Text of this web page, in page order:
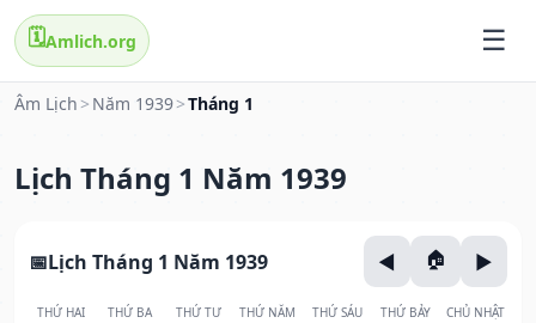
🗓️Amlich.org
Âm Lịch > Năm 1939>Tháng 1
Lịch Tháng 1 Năm 1939
Lịch Tháng 1 Năm 1939
THỨ HAI THỨ BA THỨ TƯ THỨ NĂM THỨ SÁU THỨ BẢY CHỦ NHẬT